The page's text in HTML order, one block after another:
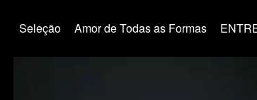
Seleção Amor de Todas as Formas